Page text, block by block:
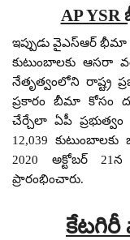
AP
ఇప్పుడు వైఎస్‌ఆర్‌
కుటుంబాలకు ఆసరా
నేతృత్వంలోని రాష్ట్ర
ప్రకారం బీమా కోసం
చేర్చేలా ఏపీ
12,039
2020 అక్టోబర్
ప్రారంభించారు.